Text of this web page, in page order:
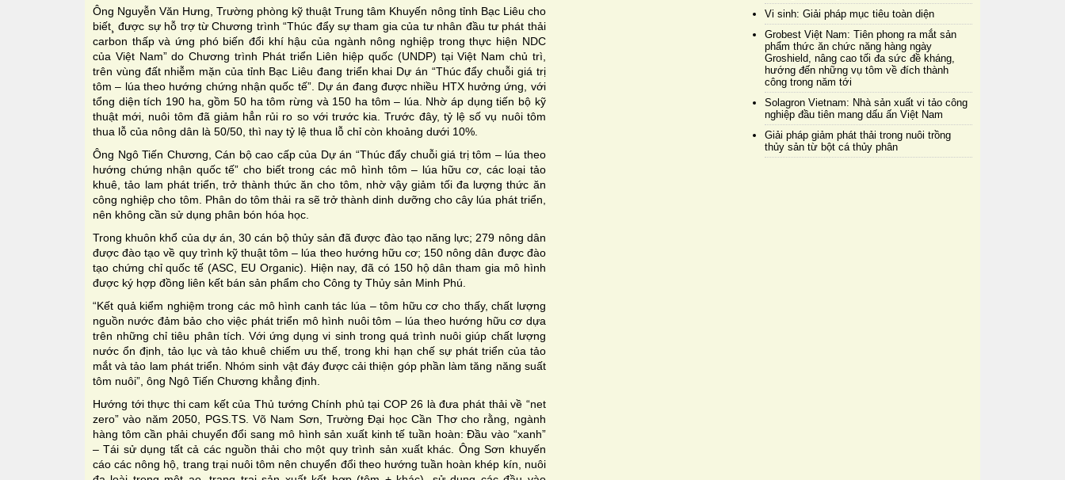
Ông Nguyễn Văn Hưng, Trường phòng kỹ thuật Trung tâm Khuyến nông tỉnh Bạc Liêu cho
biết¸ được sự hỗ trợ từ Chương trình “Thúc đẩy sự tham gia của tư nhân đầu tư phát thải
carbon thấp và ứng phó biến đổi khí hậu của ngành nông nghiệp trong thực hiện NDC
của Việt Nam” do Chương trình Phát triển Liên hiệp quốc (UNDP) tại Việt Nam chủ trì,
trên vùng đất nhiễm mặn của tỉnh Bạc Liêu đang triển khai Dự án “Thúc đẩy chuỗi giá trị
tôm – lúa theo hướng chứng nhận quốc tế”. Dự án đang được nhiều HTX hưởng ứng, với
tổng diện tích 190 ha, gồm 50 ha tôm rừng và 150 ha tôm – lúa. Nhờ áp dụng tiến bộ kỹ
thuật mới, nuôi tôm đã giảm hẳn rủi ro so với trước kia. Trước đây, tỷ lệ số vụ nuôi tôm
thua lỗ của nông dân là 50/50, thì nay tỷ lệ thua lỗ chỉ còn khoảng dưới 10%.
Ông Ngô Tiến Chương, Cán bộ cao cấp của Dự án “Thúc đẩy chuỗi giá trị tôm – lúa theo
hướng chứng nhận quốc tế” cho biết trong các mô hình tôm – lúa hữu cơ, các loại tảo
khuê, tảo lam phát triển, trở thành thức ăn cho tôm, nhờ vậy giảm tối đa lượng thức ăn
công nghiệp cho tôm. Phân do tôm thải ra sẽ trở thành dinh dưỡng cho cây lúa phát triển,
nên không cần sử dụng phân bón hóa học.
Trong khuôn khổ của dự án, 30 cán bộ thủy sản đã được đào tạo năng lực; 279 nông dân
được đào tạo về quy trình kỹ thuật tôm – lúa theo hướng hữu cơ; 150 nông dân được đào
tạo chứng chỉ quốc tế (ASC, EU Organic). Hiện nay, đã có 150 hộ dân tham gia mô hình
được ký hợp đồng liên kết bán sản phẩm cho Công ty Thủy sản Minh Phú.
“Kết quả kiểm nghiệm trong các mô hình canh tác lúa – tôm hữu cơ cho thấy, chất lượng
nguồn nước đảm bảo cho việc phát triển mô hình nuôi tôm – lúa theo hướng hữu cơ dựa
trên những chỉ tiêu phân tích. Với ứng dụng vi sinh trong quá trình nuôi giúp chất lượng
nước ổn định, tảo lục và tảo khuê chiếm ưu thế, trong khi hạn chế sự phát triển của tảo
mắt và tảo lam phát triển. Nhóm sinh vật đáy được cải thiện góp phần làm tăng năng suất
tôm nuôi”, ông Ngô Tiến Chương khẳng định.
Hướng tới thực thi cam kết của Thủ tướng Chính phủ tại COP 26 là đưa phát thải về “net
zero” vào năm 2050, PGS.TS. Võ Nam Sơn, Trường Đại học Cần Thơ cho rằng, ngành
hàng tôm cần phải chuyển đổi sang mô hình sản xuất kinh tế tuần hoàn: Đầu vào “xanh”
– Tái sử dụng tất cả các nguồn thải cho một quy trình sản xuất khác. Ông Sơn khuyến
cáo các nông hộ, trang trại nuôi tôm nên chuyển đổi theo hướng tuần hoàn khép kín, nuôi
Vi sinh: Giải pháp mục tiêu toàn diện
Grobest Việt Nam: Tiên phong ra mắt sản
phẩm thức ăn chức năng hàng ngày
Groshield, nâng cao tối đa sức đề kháng,
hướng đến những vụ tôm về đích thành
công trong năm tới
Solagron Vietnam: Nhà sản xuất vi tảo công
nghiệp đầu tiên mang dấu ấn Việt Nam
Giải pháp giảm phát thải trong nuôi trồng
thủy sản từ bột cá thủy phân